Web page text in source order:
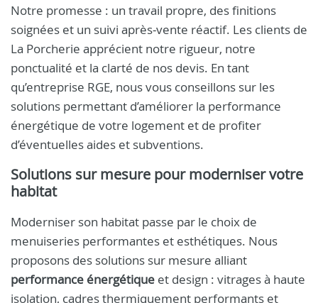
Notre promesse : un travail propre, des finitions
soignées et un suivi après‑vente réactif. Les clients de
La Porcherie apprécient notre rigueur, notre
ponctualité et la clarté de nos devis. En tant
qu’entreprise RGE, nous vous conseillons sur les
solutions permettant d’améliorer la performance
énergétique de votre logement et de profiter
d’éventuelles aides et subventions.
Solutions sur mesure pour moderniser votre
habitat
Moderniser son habitat passe par le choix de
menuiseries performantes et esthétiques. Nous
proposons des solutions sur mesure alliant
performance énergétique et design : vitrages à haute
isolation, cadres thermiquement performants et